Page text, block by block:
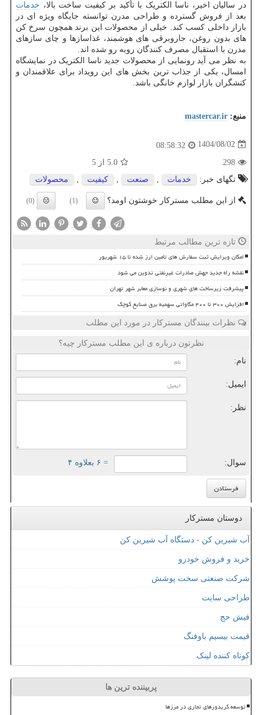
در سالیان اخیر، ناسا الکتریک با تأکید بر کیفیت ساخت بالا، خدمات
بعد از فروش گسترده و طراحی مدرن توانسته جایگاه ویژه ای در
بازار داخلی کسب کند. خیلی از محصولات این برند همچون سرخ کن
های بدون روغن، جاروبرقی های هوشمند، غذاسازها و چای سازهای
مدرن با استقبال مصرف کنندگان روبه رو شده اند.
به نظر می آید رونمایی از محصولات جدید ناسا الکتریک در نمایشگاه
امسال، یکی از جذاب ترین بخش های این رویداد برای علاقمندان و
کنشگران بازار لوازم خانگی باشد.
منبع: mastercar.ir
1404/08/02
08:58:32
298
5.0 از 5
تگهای خبر:
خدمات صنعت كیفیت محصولات
از این مطلب مسترکار خوشتون اومد؟ (1)
(0)
تازه ترین مطالب مرتبط
امکان ویرایش ثبت سفارش های تأمین ارز شده تا ۱۵ شهریور
نقشه راه جدید جهش صادرات غیرنفتی تدوین می شود
پیشرفت زیرساخت های شهری و نوسازی معابر شهر تهران
افزایش ۳۰۰ تا ۴۰۰ مگاواتی سهمیه برق صنایع کوچک
نظرات بینندگان مسترکار در مورد این مطلب
نظرتون درباره ی این مطلب مسترکار چیه؟
نام:
ایمیل:
نظر:
سوال: = ۶ بعلاوه ۴
دوستان مسترکار
آب شیرین کن - دستگاه آب شیرین کن
خرید و فروش خودرو
شرکت صنعتی سخت پوشش
طراحی سایت
فیش حج
قیمت بیسیم باوفنگ
کوتاه کننده لینک
پربیننده ترین ها
توسعه کریدورهای تجاری در مرزها